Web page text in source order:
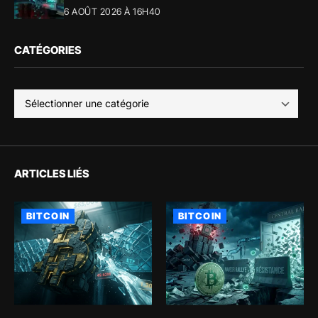
6 AOÛT 2026 À 16H40
CATÉGORIES
ARTICLES LIÉS
BITCOIN BITCOIN